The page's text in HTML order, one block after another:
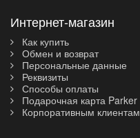
Интернет-магазин
Как купить
Обмен и возврат
Персональные данные
Реквизиты
Способы оплаты
Подарочная карта Parker
Корпоративным клиентам